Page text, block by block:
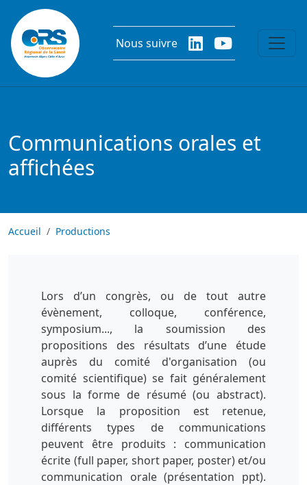
Aller au contenu principal
Nous suivre
Communications orales et
affichées
Accueil Productions
Lors d’un congrès, ou de tout autre
évènement, colloque, conférence,
symposium..., la soumission des
propositions des résultats d’une étude
auprès du comité d'organisation (ou
comité scientifique) se fait généralement
sous la forme de résumé (ou abstract).
Lorsque la proposition est retenue,
différents types de communications
peuvent être produits : communication
écrite (full paper, short paper, poster) et/ou
communication orale (présentation ppt).